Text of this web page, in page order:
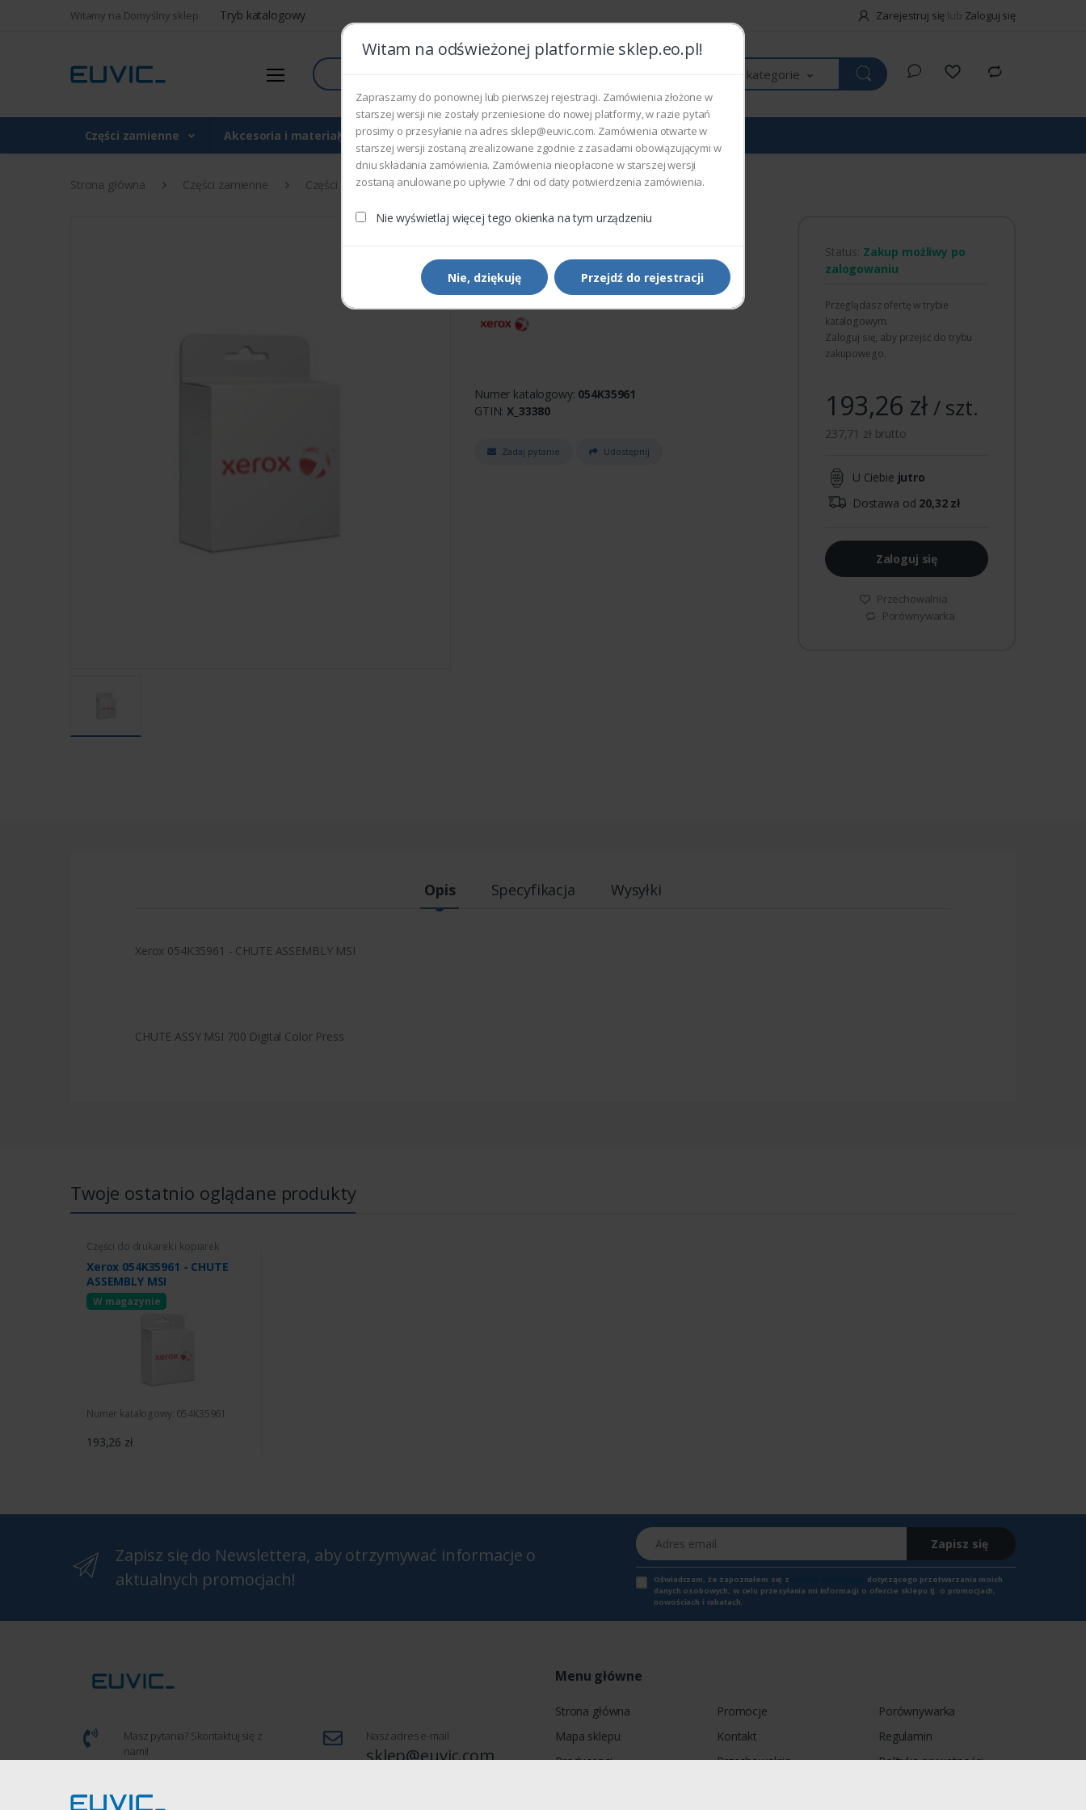
Witamy na Domyślny sklep Tryb katalogowy Zarejestruj się lub Zaloguj się
Szukaj
Wszystkie kategorie
Części zamienne Akcesoria i materiały eksploatacyjne
Witam na odświeżonej platformie sklep.eo.pl!
Zapraszamy do ponownej lub pierwszej rejestracji. Zamówienia złożone w
starszej wersji nie zostały przeniesione do nowej platformy, w razie pytań
prosimy o przesyłanie na adres sklep@euvic.com. Zamówienia otwarte w
starszej wersji zostaną zrealizowane zgodnie z zasadami obowiązującymi w
dniu składania zamówienia. Zamówienia nieopłacone w starszej wersji
zostaną anulowane po upływie 7 dni od daty potwierdzenia zamówienia.
Nie wyświetlaj więcej tego okienka na tym urządzeniu
Nie, dziękuję Przejdź do rejestracji
Strona główna Części zamienne Części do drukarek i kopiarek Xerox 054K35961 - CHUTE ASSEMBLY MSI
Części do drukarek i kopiarek
Xerox 054K35961 - CHUTE
ASSEMBLY MSI
Numer katalogowy: 054K35961
GTIN:X_33380
Zadaj pytanie Udostępnij
Status: Zakup możliwy po
zalogowaniu
Przeglądasz ofertę w trybie
katalogowym.
Zaloguj się, aby przejść do trybu
zakupowego.
193,26 zł/ szt.
237,71 zł brutto
U Ciebie jutro
Dostawa od 20,32 zł
Zaloguj się
Przechowalnia
Porównywarka
Opis Specyfikacja Wysyłki
Xerox 054K35961 - CHUTE ASSEMBLY MSI
CHUTE ASSY MSI 700 Digital Color Press
Twoje ostatnio oglądane produkty
Części do drukarek i kopiarek
Xerox 054K35961 - CHUTE
ASSEMBLY MSI
W magazynie
Numer katalogowy: 054K35961
193,26 zł
Zapisz się do Newslettera, aby otrzymywać informacje o
aktualnych promocjach!
Adres email
Zapisz się
Oświadczam, że zapoznałem się z
dotyczącego przetwarzania moich
danych osobowych, w celu przesyłania mi informacji o ofercie sklepu tj. o promocjach,
nowościach i rabatach.
Masz pytania? Skontaktuj się z
nami!
Nasz adres e-mail
sklep@euvic.com
Menu główne
Strona główna
Mapa sklepu
Producenci
Promocje
Kontakt
Przechowalnia
Porównywarka
Regulamin
Polityka prywatności